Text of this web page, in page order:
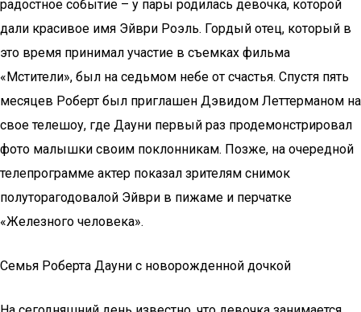
радостное событие – у пары родилась девочка, которой
дали красивое имя Эйври Роэль. Гордый отец, который в
это время принимал участие в съемках фильма
«Мстители», был на седьмом небе от счастья. Спустя пять
месяцев Роберт был приглашен Дэвидом Леттерманом на
свое телешоу, где Дауни первый раз продемонстрировал
фото малышки своим поклонникам. Позже, на очередной
телепрограмме актер показал зрителям снимок
полуторагодовалой Эйври в пижаме и перчатке
«Железного человека».
Семья Роберта Дауни с новорожденной дочкой